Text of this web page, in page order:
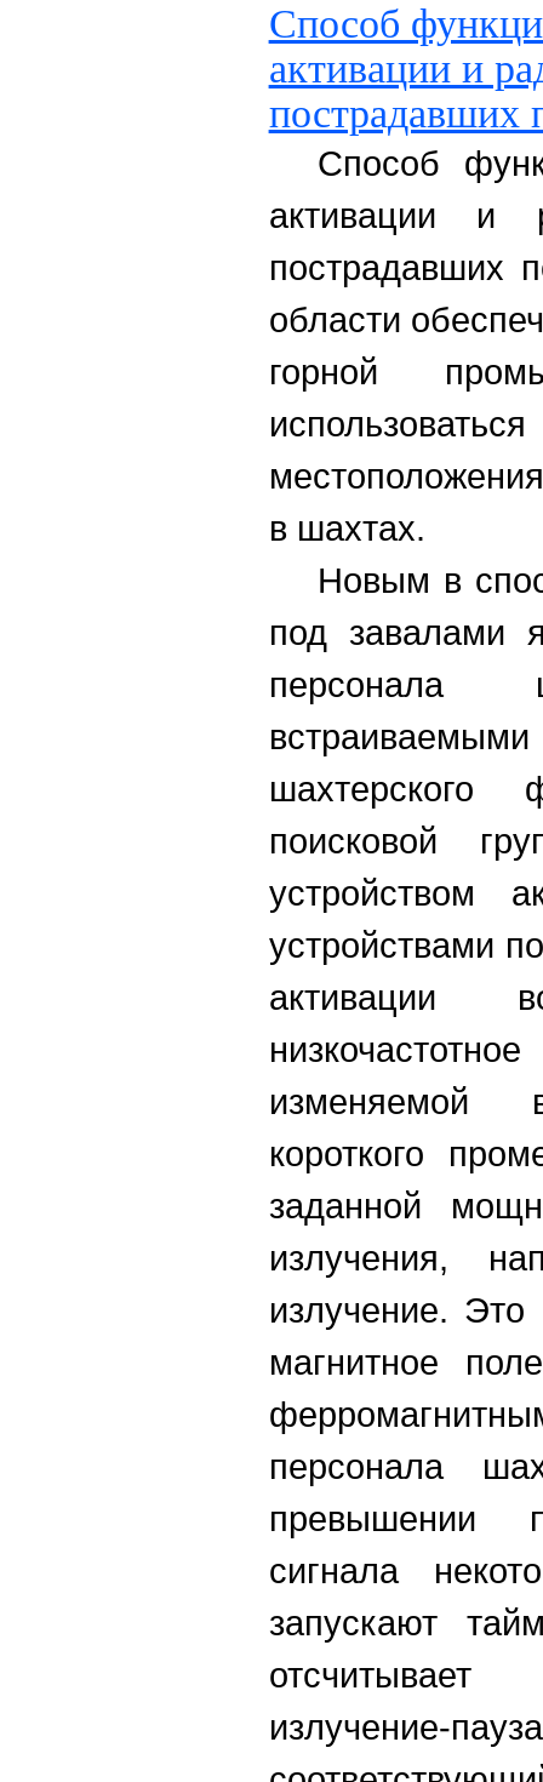
Способ
активации и
пострадавших
Способ
активации и
пострадавших
области
горной
в шахтах.
Новым в
под завалами
персонала
шахтерского
поисковой
устройством
устройствами
активации
изменяемой
короткого
заданной
излучения,
излучение. Это
магнитное
персонала
превышении
сигнала
запускают
излучение-